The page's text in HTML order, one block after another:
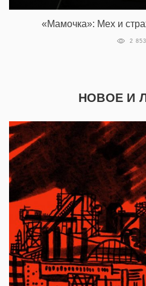
«Мамочка»: Мех и
2 853
НОВОЕ И